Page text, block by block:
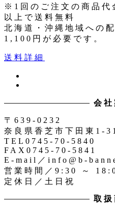
※1回のご注文の商品代
以上で送料無料
北海道・沖縄地域への
1,100円が必要です。
送料詳細
ー
ス
タ
会社
〒639-0232
奈良県香芝市下田東1-
TEL0745-70-5840
FAX0745-70-5841
E-mail／info@b-
営業時間／9:30 ～
定休日／土日祝
取扱